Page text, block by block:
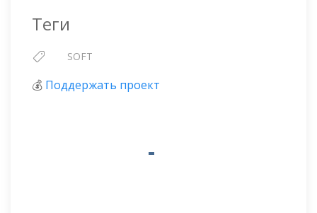
Теги
SOFT
💰 Поддержать проект